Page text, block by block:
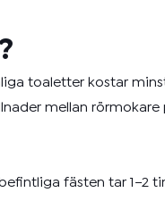
toaletter kostar
mellan rörmokare
fästen tar 1–2